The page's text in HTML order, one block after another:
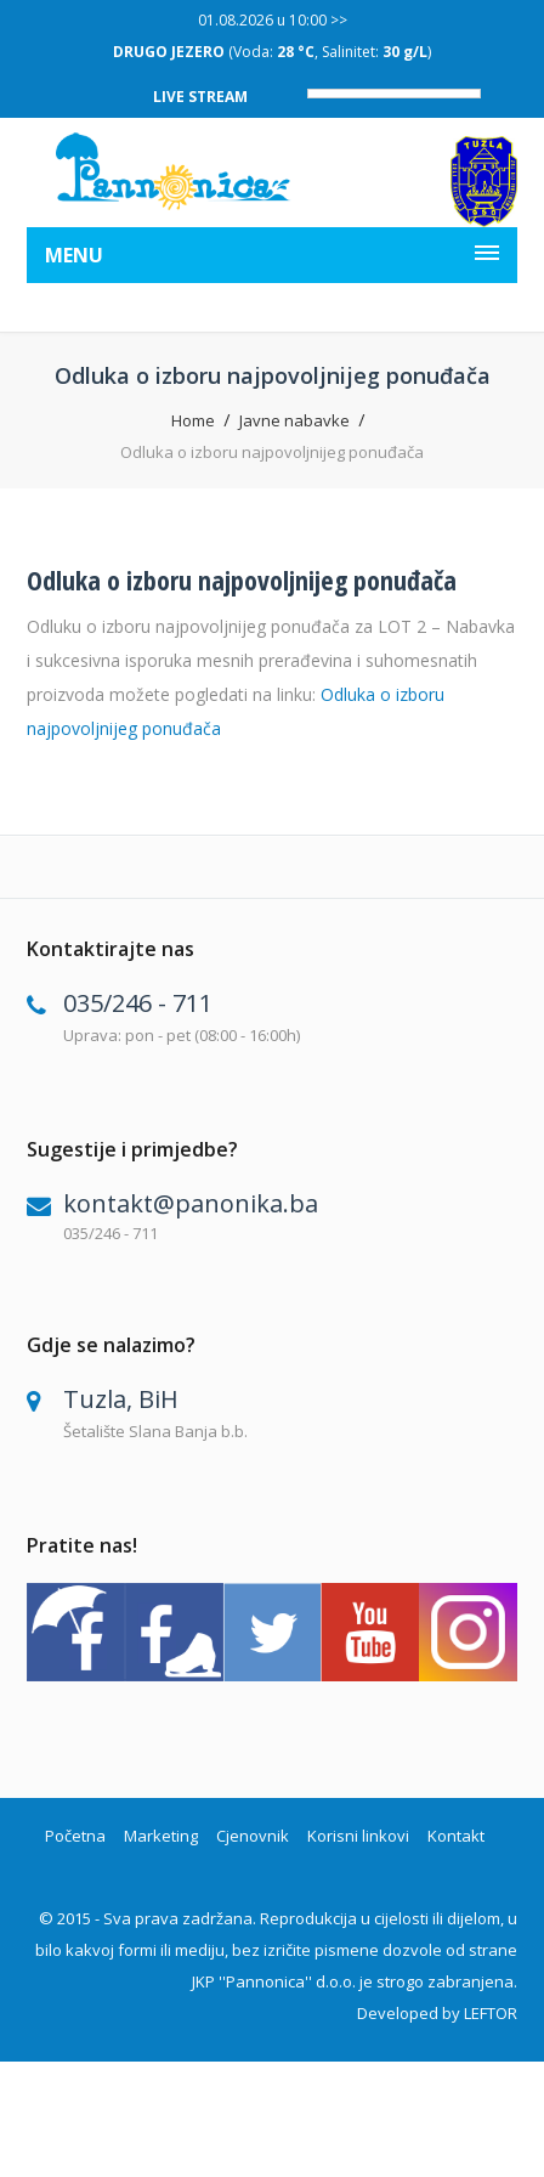
01.08.2026 u 10:00 >>
DRUGO JEZERO (Voda: 28 °C, Salinitet: 30 g/L)
LIVE STREAM
MENU
Odluka o izboru najpovoljnijeg ponuđača
Home
Javne nabavke
Odluka o izboru najpovoljnijeg ponuđača
Odluka o izboru najpovoljnijeg ponuđača
Odluku o izboru najpovoljnijeg ponuđača za LOT 2 – Nabavka
i sukcesivna isporuka mesnih prerađevina i suhomesnatih
proizvoda možete pogledati na linku:Odluka o izboru
najpovoljnijeg ponuđača
Kontaktirajte nas
035/246 - 711
Uprava: pon - pet (08:00 - 16:00h)
Sugestije i primjedbe?
kontakt@panonika.ba
035/246 - 711
Gdje se nalazimo?
Tuzla, BiH
Šetalište Slana Banja b.b.
Pratite nas!
Početna Marketing Cjenovnik Korisni linkovi Kontakt
© 2015 - Sva prava zadržana. Reprodukcija u cijelosti ili dijelom, u
bilo kakvoj formi ili mediju, bez izričite pismene dozvole od strane
JKP ''Pannonica'' d.o.o. je strogo zabranjena.
Developed byLEFTOR